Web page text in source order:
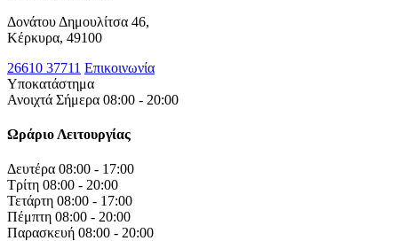
Δονάτου Δημουλίτσα 46,
Κέρκυρα, 49100
26610 37711 Επικοινωνία
Υποκατάστημα
Ανοιχτά Σήμερα 08:00 - 20:00
Ωράριο Λειτουργίας
Δευτέρα 08:00 - 17:00
Τρίτη 08:00 - 20:00
Τετάρτη 08:00 - 17:00
Πέμπτη 08:00 - 20:00
Παρασκευή 08:00 - 20:00